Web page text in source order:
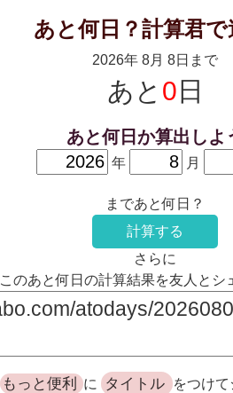
あと何日？計算君で
2026年 8月 8日まで
あと 0日
あと何日か算出しよ
年 月
まであと何日？
計算する
さらに
このあと何日の計算結果を友人とシ
もっと便利 に タイトル をつけて